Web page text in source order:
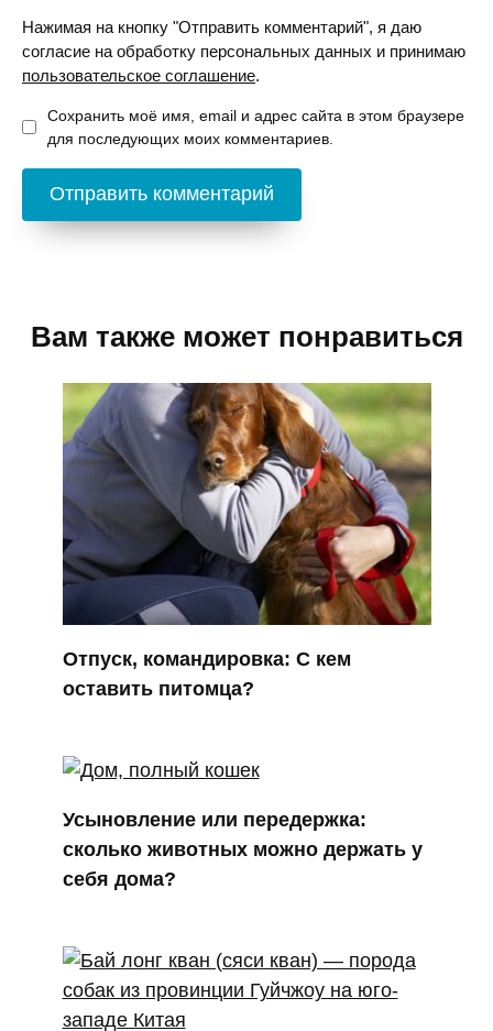
Нажимая на кнопку "Отправить комментарий", я даю
согласие на обработку персональных данных и принимаю
пользовательское соглашение.
Сохранить моё имя, email и адрес сайта в этом браузере
для последующих моих комментариев.
Вам также может понравиться
Отпуск, командировка: С кем
оставить питомца?
Усыновление или передержка:
сколько животных можно держать у
себя дома?